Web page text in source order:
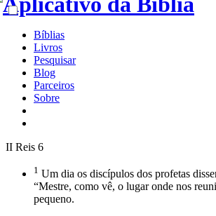
Bíblias
Livros
Pesquisar
Blog
Parceiros
Sobre
II Reis 6
1 Um dia os discípulos dos profetas
“Mestre, como vê, o lugar onde nos
pequeno.